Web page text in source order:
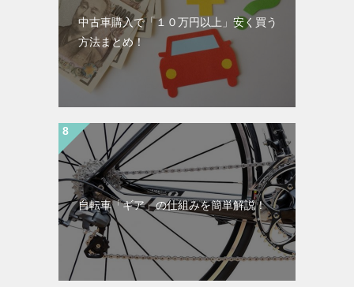
中古車購入で「１０万円以上」安く買う
方法まとめ！
自転車「ギア」の仕組みを簡単解説！